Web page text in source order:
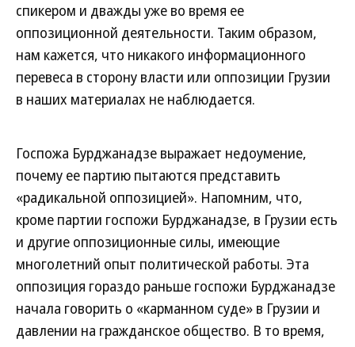
спикером и дважды уже во время ее
оппозиционной деятельности. Таким образом,
нам кажется, что никакого информационного
перевеса в сторону власти или оппозиции Грузии
в наших материалах не наблюдается.
Госпожа Бурджанадзе выражает недоумение,
почему ее партию пытаются представить
«радикальной оппозицией». Напомним, что,
кроме партии госпожи Бурджанадзе, в Грузии есть
и другие оппозиционные силы, имеющие
многолетний опыт политической работы. Эта
оппозиция гораздо раньше госпожи Бурджанадзе
начала говорить о «карманном суде» в Грузии и
давлении на гражданское общество. В то время,